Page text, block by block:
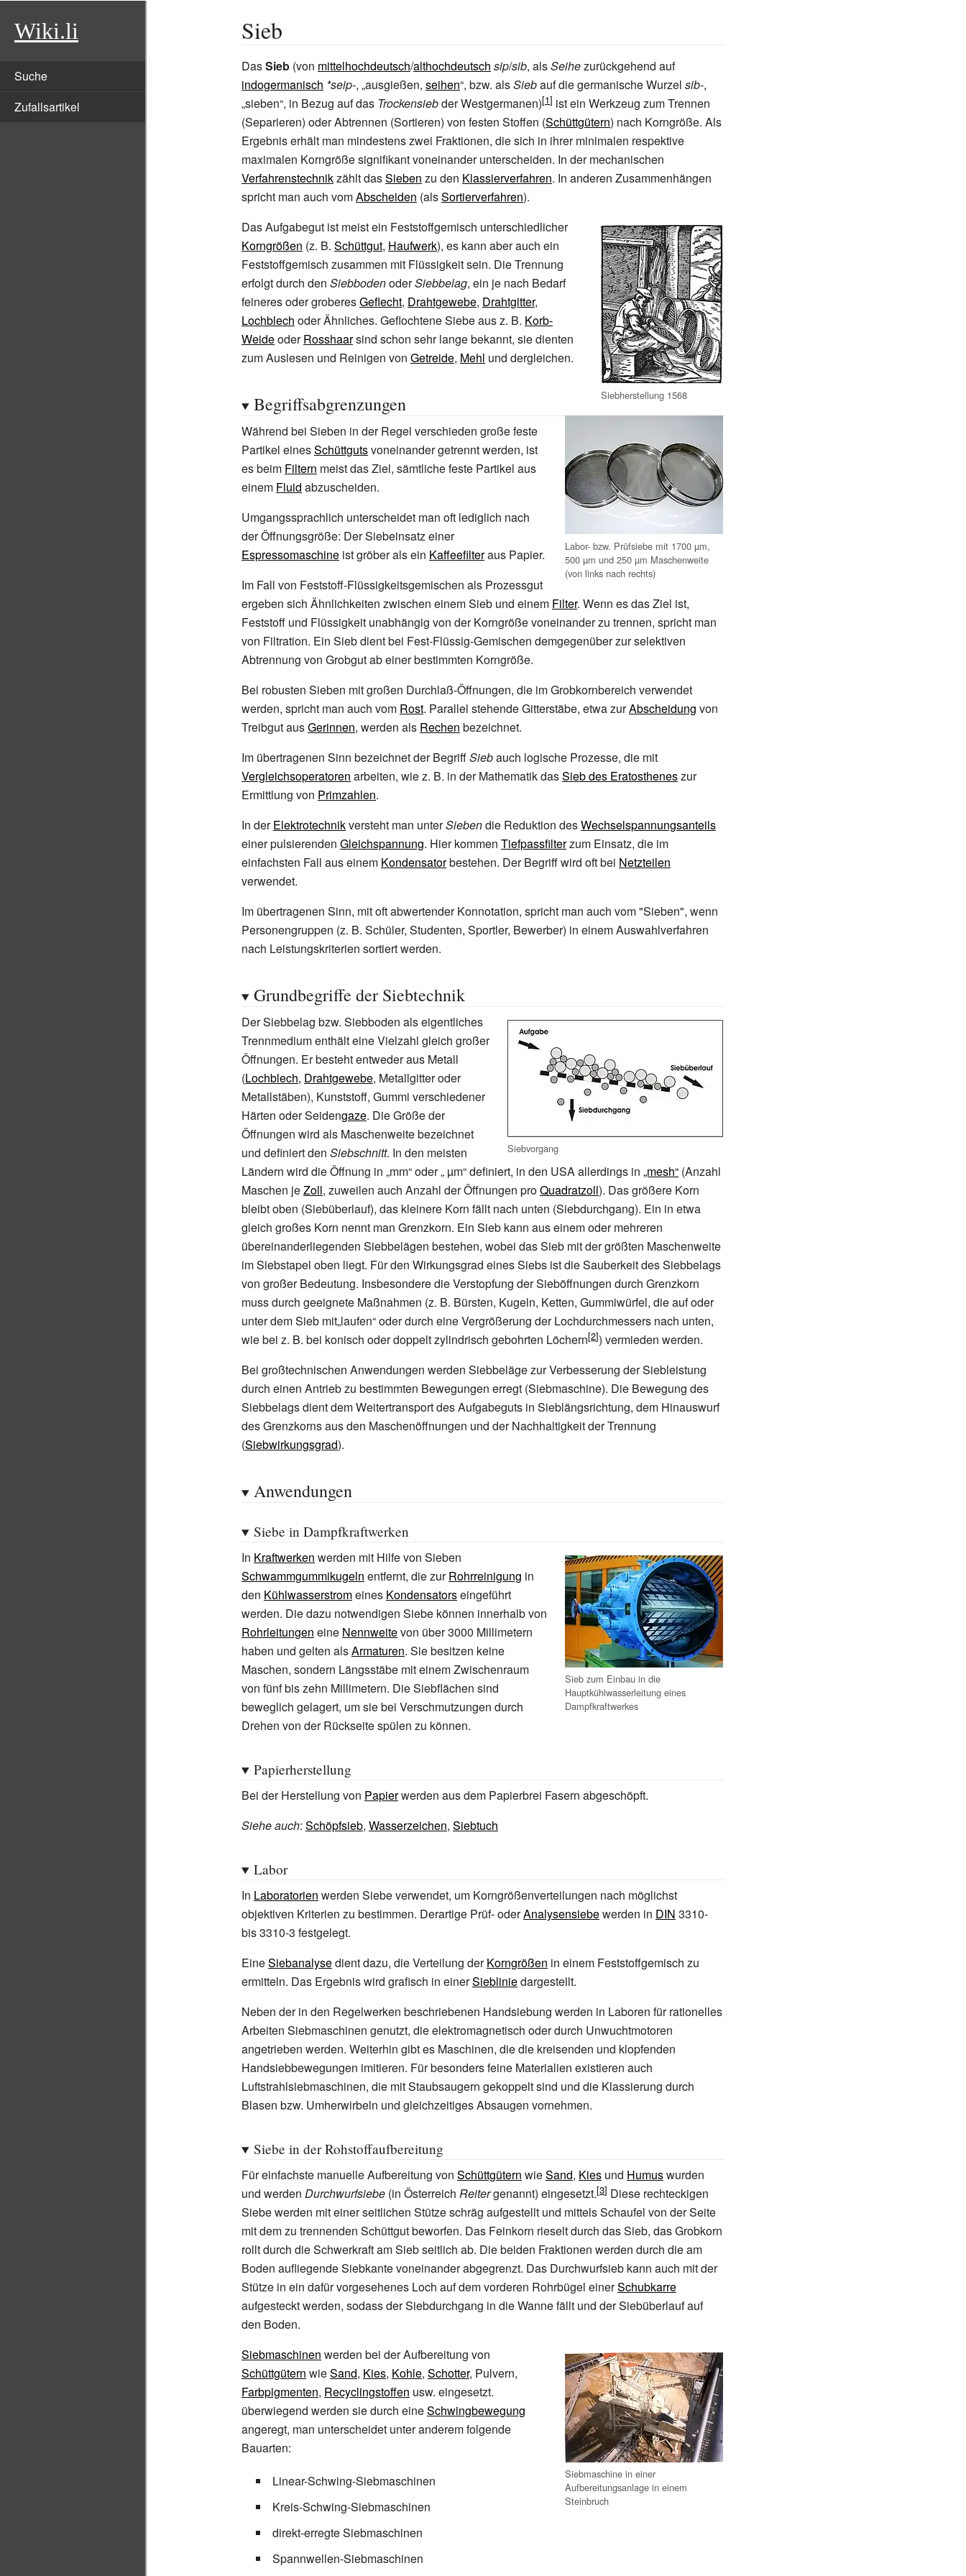
Wiki.li
Suche
Zufallsartikel
Sieb
DasSieb (von mittelhochdeutsch/althochdeutsch sip/sib, alsSeihezurückgehend auf
indogermanisch *seip-, „ausgießen, seihen“, bzw. alsSiebauf die germanische Wurzel sib-,
„sieben“, in Bezug auf das Trockensiebder Westgermanen)
ist ein Werkzeug zum Trennen
(Separieren) oder Abtrennen (Sortieren) von festen Stoffen (Schüttgütern) nach Korngröße. Als
Ergebnis erhält man mindestens zwei Fraktionen, die sich in ihrer minimalen respektive
maximalen Korngröße signifikant voneinander unterscheiden. In der mechanischen
Verfahrenstechnikzählt dasSieben zu den Klassierverfahren. In anderen Zusammenhängen
spricht man auch vomAbscheiden (alsSortierverfahren).
Siebherstellung 1568
Labor- bzw. Prüfsiebe mit 1700 µm,
500 µm und 250 µm Maschenweite
(von links nach rechts)
Das Aufgabegut ist meist ein Feststoffgemisch unterschiedlicher
Korngrößen (z. B. Schüttgut, Haufwerk), es kann aber auch ein
Feststoffgemisch zusammen mit Flüssigkeit sein. Die Trennung
erfolgt durch den SiebbodenoderSiebbelag, ein je nach Bedarf
feineres oder groberesGeflecht, Drahtgewebe, Drahtgitter,
Lochblech oder Ähnliches. Geflochtene Siebe aus z. B. Korb-
WeideoderRosshaarsind schon sehr lange bekannt, sie dienten
zum Auslesen und Reinigen von Getreide, Mehl und dergleichen.
Begriffsabgrenzungen
Während bei Sieben in der Regel verschieden große feste
Partikel einesSchüttgutsvoneinander getrennt werden, ist
es beim Filtern meist das Ziel, sämtliche feste Partikel aus
einem Fluid abzuscheiden.
Umgangssprachlich unterscheidet man oft lediglich nach
der Öffnungsgröße: Der Siebeinsatz einer
Espressomaschine ist gröber als ein Kaffeefilteraus Papier.
Im Fall von Feststoff-Flüssigkeitsgemischen als Prozessgut
ergeben sich Ähnlichkeiten zwischen einem Sieb und einem Filter. Wenn es das Ziel ist,
Feststoff und Flüssigkeit unabhängig von der Korngröße voneinander zu trennen, spricht man
von Filtration. Ein Sieb dient bei Fest-Flüssig-Gemischen demgegenüber zur selektiven
Abtrennung von Grobgut ab einer bestimmten Korngröße.
Bei robusten Sieben mit großen Durchlaß-Öffnungen, die im Grobkornbereich verwendet
werden, spricht man auch vom Rost. Parallel stehende Gitterstäbe, etwa zurAbscheidung von
Treibgut ausGerinnen, werden als Rechen bezeichnet.
Im übertragenen Sinn bezeichnet der BegriffSiebauch logische Prozesse, die mit
Vergleichsoperatoren arbeiten, wie z. B. in der Mathematik dasSieb des Eratostheneszur
Ermittlung von Primzahlen.
In derElektrotechnikversteht man unterSiebendie Reduktion desWechselspannungsanteils
einer pulsierenden Gleichspannung. Hier kommen Tiefpassfilterzum Einsatz, die im
einfachsten Fall aus einem Kondensatorbestehen. Der Begriff wird oft bei Netzteilen
verwendet.
Im übertragenen Sinn, mit oft abwertender Konnotation, spricht man auch vom "Sieben", wenn
Personengruppen (z. B. Schüler, Studenten, Sportler, Bewerber) in einem Auswahlverfahren
nach Leistungskriterien sortiert werden.
Grundbegriffe der Siebtechnik
Siebvorgang
Der Siebbelag bzw. Siebboden als eigentliches
Trennmedium enthält eine Vielzahl gleich großer
Öffnungen. Er besteht entweder aus Metall
(Lochblech, Drahtgewebe, Metallgitter oder
Metallstäben), Kunststoff, Gummi verschiedener
Härten oder Seidengaze. Die Größe der
Öffnungen wird als Maschenweite bezeichnet
und definiert den Siebschnitt. In den meisten
Ländern wird die Öffnung in „mm“ oder „ µm“ definiert, in den USA allerdings in „mesh“ (Anzahl
Maschen jeZoll, zuweilen auch Anzahl der Öffnungen proQuadratzoll). Das größere Korn
bleibt oben (Siebüberlauf), das kleinere Korn fällt nach unten (Siebdurchgang). Ein in etwa
gleich großes Korn nennt man Grenzkorn. Ein Sieb kann aus einem oder mehreren
übereinanderliegenden Siebbelägen bestehen, wobei das Sieb mit der größten Maschenweite
im Siebstapel oben liegt. Für den Wirkungsgrad eines Siebs ist die Sauberkeit des Siebbelags
von großer Bedeutung. Insbesondere die Verstopfung der Sieböffnungen durch Grenzkorn
muss durch geeignete Maßnahmen (z. B. Bürsten, Kugeln, Ketten, Gummiwürfel, die auf oder
unter dem Sieb mit„laufen“ oder durch eine Vergrößerung der Lochdurchmessers nach unten,
wie bei z. B. bei konisch oder doppelt zylindrisch gebohrten Löchern
) vermieden werden.
Bei großtechnischen Anwendungen werden Siebbeläge zur Verbesserung der Siebleistung
durch einen Antrieb zu bestimmten Bewegungen erregt (Siebmaschine). Die Bewegung des
Siebbelags dient dem Weitertransport des Aufgabeguts in Sieblängsrichtung, dem Hinauswurf
des Grenzkorns aus den Maschenöffnungen und der Nachhaltigkeit der Trennung
(Siebwirkungsgrad).
Anwendungen
Siebe in Dampfkraftwerken
Sieb zum Einbau in die
Hauptkühlwasserleitung eines
Dampfkraftwerkes
In Kraftwerken werden mit Hilfe von Sieben
Schwammgummikugeln entfernt, die zurRohrreinigung in
den Kühlwasserstromeines Kondensatorseingeführt
werden. Die dazu notwendigen Siebe können innerhalb von
Rohrleitungen eine Nennweitevon über 3000 Millimetern
haben und gelten alsArmaturen. Sie besitzen keine
Maschen, sondern Längsstäbe mit einem Zwischenraum
von fünf bis zehn Millimetern. Die Siebflächen sind
beweglich gelagert, um sie bei Verschmutzungen durch
Drehen von der Rückseite spülen zu können.
Papierherstellung
Bei der Herstellung von Papierwerden aus dem Papierbrei Fasern abgeschöpft.
Siehe auch: Schöpfsieb, Wasserzeichen, Siebtuch
Labor
In Laboratorien werden Siebe verwendet, um Korngrößenverteilungen nach möglichst
objektiven Kriterien zu bestimmen. Derartige Prüf- oderAnalysensiebewerden in DIN 3310-
bis 3310-3 festgelegt.
EineSiebanalysedient dazu, die Verteilung derKorngrößen in einem Feststoffgemisch zu
ermitteln. Das Ergebnis wird grafisch in einerSiebliniedargestellt.
Neben der in den Regelwerken beschriebenen Handsiebung werden in Laboren für rationelles
Arbeiten Siebmaschinen genutzt, die elektromagnetisch oder durch Unwuchtmotoren
angetrieben werden. Weiterhin gibt es Maschinen, die die kreisenden und klopfenden
Handsiebbewegungen imitieren. Für besonders feine Materialien existieren auch
Luftstrahlsiebmaschinen, die mit Staubsaugern gekoppelt sind und die Klassierung durch
Blasen bzw. Umherwirbeln und gleichzeitiges Absaugen vornehmen.
Siebe in der Rohstoffaufbereitung
Für einfachste manuelle Aufbereitung von Schüttgütern wieSand, Kies und Humuswurden
und werden Durchwurfsiebe (in Österreich Reitergenannt) eingesetzt.
Diese rechteckigen
Siebe werden mit einer seitlichen Stütze schräg aufgestellt und mittels Schaufel von der Seite
mit dem zu trennenden Schüttgut beworfen. Das Feinkorn rieselt durch das Sieb, das Grobkorn
rollt durch die Schwerkraft am Sieb seitlich ab. Die beiden Fraktionen werden durch die am
Boden aufliegende Siebkante voneinander abgegrenzt. Das Durchwurfsieb kann auch mit der
Stütze in ein dafür vorgesehenes Loch auf dem vorderen Rohrbügel einerSchubkarre
aufgesteckt werden, sodass der Siebdurchgang in die Wanne fällt und der Siebüberlauf auf
den Boden.
Siebmaschine in einer
Aufbereitungsanlage in einem
Steinbruch
Siebmaschinen werden bei der Aufbereitung von
Schüttgütern wieSand, Kies, Kohle, Schotter, Pulvern,
Farbpigmenten, Recyclingstoffen usw. eingesetzt.
überwiegend werden sie durch eineSchwingbewegung
angeregt, man unterscheidet unter anderem folgende
Bauarten:
Linear-Schwing-Siebmaschinen
Kreis-Schwing-Siebmaschinen
direkt-erregte Siebmaschinen
Spannwellen-Siebmaschinen